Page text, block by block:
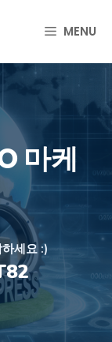
MENU
마케
세요 :)